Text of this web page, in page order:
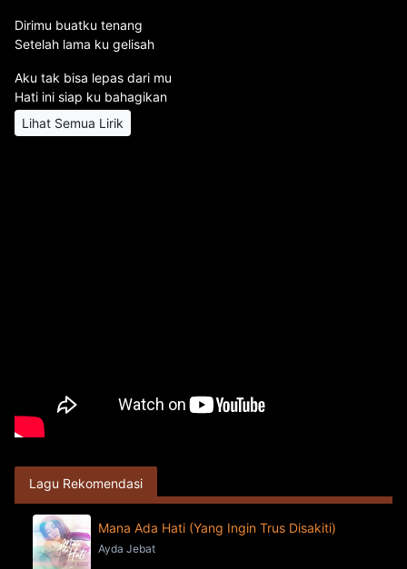
Dirimu buatku tenang
Setelah lama ku gelisah
Aku tak bisa lepas dari mu
Hati ini siap ku bahagikan
Lihat Semua Lirik
Lagu Rekomendasi
Mana Ada Hati (Yang Ingin Trus Disakiti)
Ayda Jebat